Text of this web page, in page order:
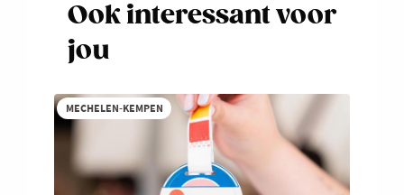
Ook interessant voor
jou
MECHELEN-KEMPEN